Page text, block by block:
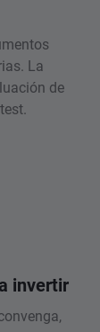
La
de
invertir